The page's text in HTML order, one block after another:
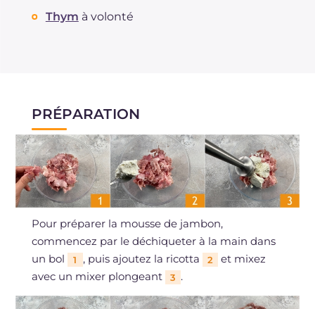
Thym à volonté
PRÉPARATION
Pour préparer la mousse de jambon,
commencez par le déchiqueter à la main dans
un bol
1 , puis ajoutez la ricotta 2
et mixez
avec un mixer plongeant
3 .